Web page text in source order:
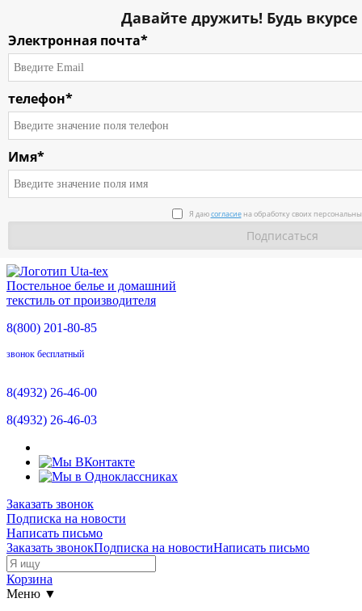
Давайте дружить! Будь вкурсе
Электронная почта*
телефон*
Имя*
Я даюсогласиена обработку своих
О компании
Каталог
Доставка
О продукции
Новости
Контакты
Прайс-лист
Остатки
Постельное белье и домашний
текстиль от производителя
8(800) 201-80-85
звонок бесплатный
8(4932) 26-46-00
8(4932) 26-46-03
Заказать звонок
Подписка на новости
Написать письмо
Заказать звонокПодписка на новостиНаписать письмо
Корзина
Меню ▼